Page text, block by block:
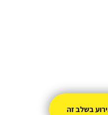
בשלב זה